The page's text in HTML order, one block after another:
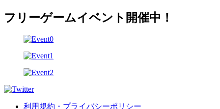
フリーゲームイベント開催中！
利用規約・プライバシーポリシー